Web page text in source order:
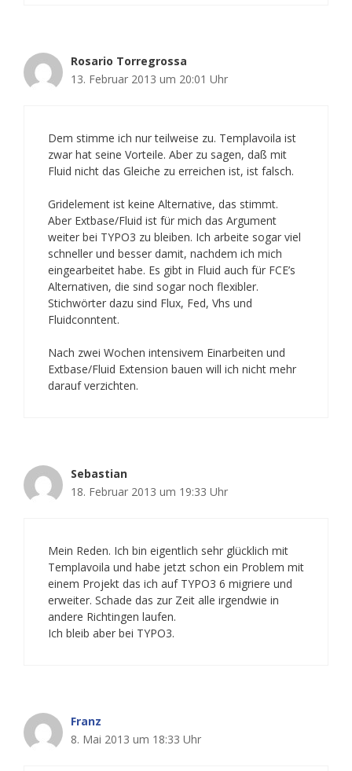
Rosario Torregrossa
13. Februar 2013 um 20:01 Uhr
Dem stimme ich nur teilweise zu. Templavoila ist
zwar hat seine Vorteile. Aber zu sagen, daß mit
Fluid nicht das Gleiche zu erreichen ist, ist falsch.
Gridelement ist keine Alternative, das stimmt.
Aber Extbase/Fluid ist für mich das Argument
weiter bei TYPO3 zu bleiben. Ich arbeite sogar viel
schneller und besser damit, nachdem ich mich
eingearbeitet habe. Es gibt in Fluid auch für FCE’s
Alternativen, die sind sogar noch flexibler.
Stichwörter dazu sind Flux, Fed, Vhs und
Fluidconntent.
Nach zwei Wochen intensivem Einarbeiten und
Extbase/Fluid Extension bauen will ich nicht mehr
darauf verzichten.
Sebastian
18. Februar 2013 um 19:33 Uhr
Mein Reden. Ich bin eigentlich sehr glücklich mit
Templavoila und habe jetzt schon ein Problem mit
einem Projekt das ich auf TYPO3 6 migriere und
erweiter. Schade das zur Zeit alle irgendwie in
andere Richtingen laufen.
Ich bleib aber bei TYPO3.
Franz
8. Mai 2013 um 18:33 Uhr